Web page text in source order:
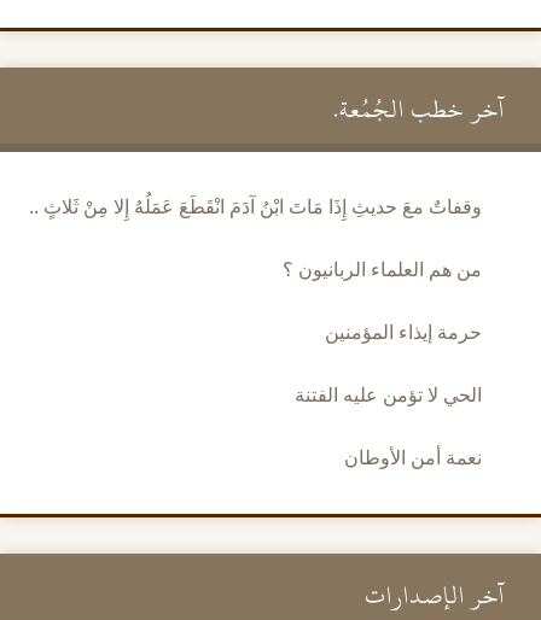
آخر خطب الجُمُعة.
وقفاتٌ معَ حديثِ إِذَا مَاتَ ابْنُ آدَمَ انْقَطَعَ عَمَلُهُ إِلا مِنْ ثَلاثٍ ..
من هم العلماء الربانيون ؟
حرمة إيذاء المؤمنين
الحي لا تؤمن عليه الفتنة
نعمة أمن الأوطان
آخر الإصدارات